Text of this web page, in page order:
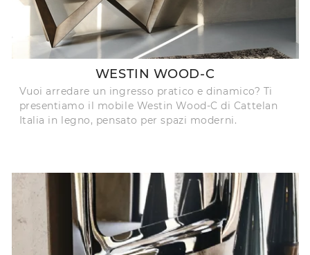
WESTIN WOOD-C
Vuoi arredare un ingresso pratico e dinamico? Ti
presentiamo il mobile Westin Wood-C di Cattelan
Italia in legno, pensato per spazi moderni.